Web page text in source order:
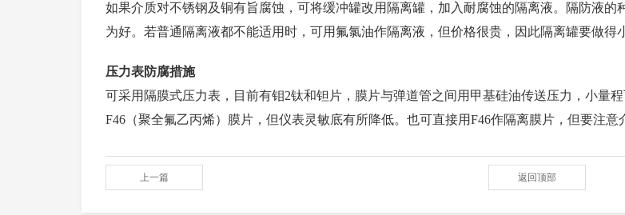
如果介质对不锈钢及铜有旨腐蚀，可将缓冲罐改用隔离罐，加入耐腐蚀的隔离液。隔防液
为好。若普通隔离液都不能适用时，可用氟氯油作隔离液，但价格很贵，因此隔离罐要做得
压力表防腐措施
可采用隔膜式压力表，目前有钼2钛和钽片，膜片与弹道管之间用甲基硅油传送压力，小量
F46（聚全氟乙丙烯）膜片，但仪表灵敏底有所降低。也可直接用F46作隔离膜片，但要注
上一篇 返回顶部